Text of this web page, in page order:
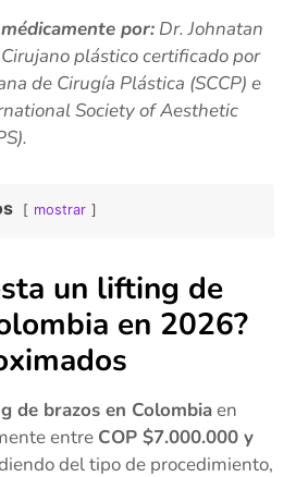
por: Dr. Johnatan
plástico certificado por
de Cirugía Plástica (SCCP) e
Society of Aesthetic
mostrar
un lifting de
en 2026?
de brazos en Colombiaen
entre COP $7.000.000 y
del tipo de procedimiento,